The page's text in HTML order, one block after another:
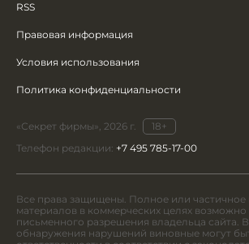
RSS
Правовая информация
Условия использования
Политика конфиденциальности
«Секрет фирмы», 2026 г.
18+
Телефон редакции: +7 495 785-17-00
Все права защищены. Полное или частичное
материалов в коммерческих целях возможно
письменного разрешения владельца сайта.
обнаружения нарушений виновные могут